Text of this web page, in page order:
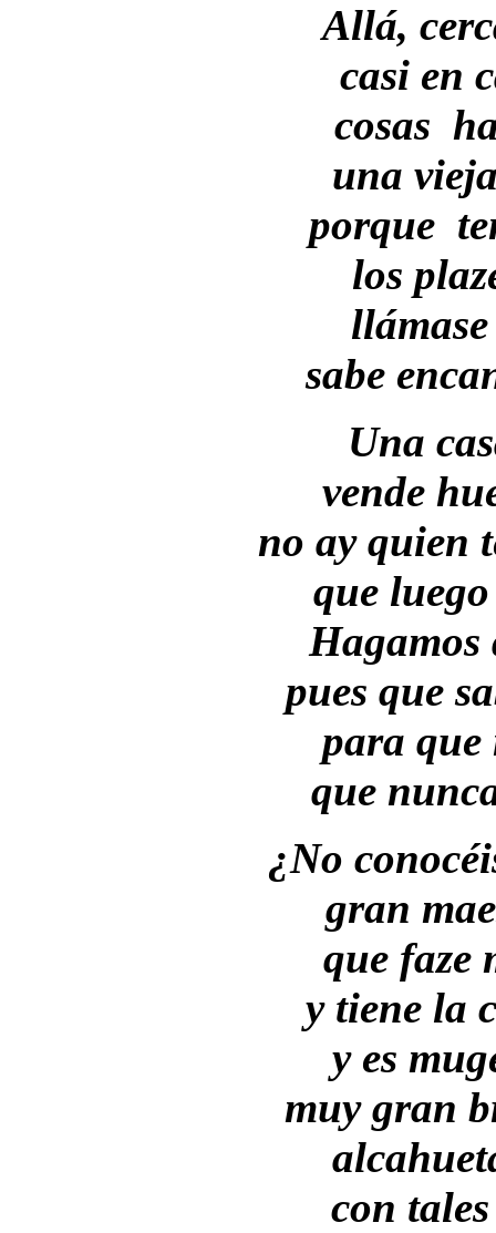
Allá,
casi en
cosas
una
porque
los
sabe
Una
vende
no ay quien
que
Hagamos
pues que
para que
que
¿No
gran
que faze
y tiene la
y es
muy gran
con